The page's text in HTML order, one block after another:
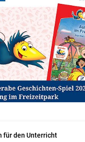
für den Unterricht